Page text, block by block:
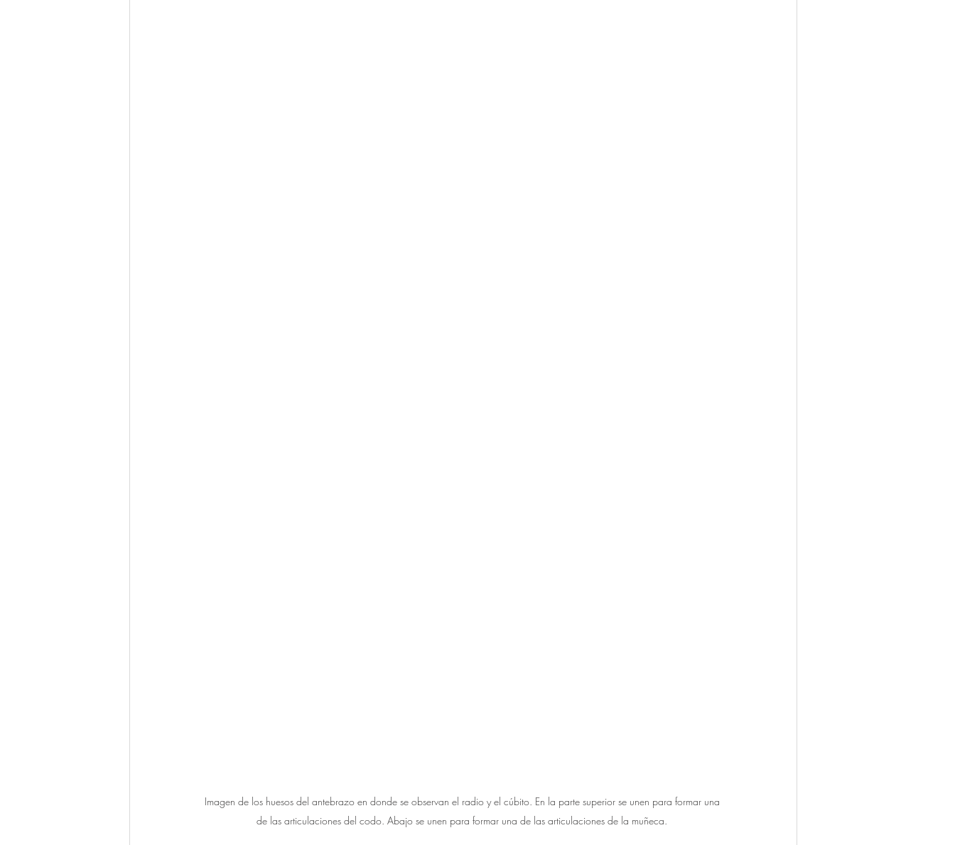
Imagen de los huesos del antebrazo en donde se observan el radio y el cúbito. En la parte superior se unen para formar una
de las articulaciones del codo. Abajo se unen para formar una de las articulaciones de la muñeca.